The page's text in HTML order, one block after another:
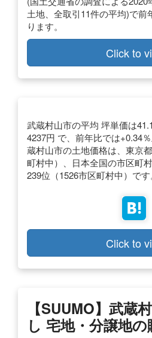
土地、全取引11件の平均)で前
ります。
Click to
武蔵村山市の平均 坪単価は
4237円 で、前年比では+0.34
蔵村山市の土地価格は、東京
町村中）、日本全国の市区町
239位（1526市区町村中）です
Click to
【SUUMO】武蔵
し 宅地・分譲地